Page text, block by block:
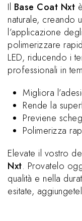
Il Base Coat Nxt
naturale, creando
l’applicazione
polimerizzare
LED, riducendo i
professionali in
Migliora
Rende la
Previene
Polimerizza
Elevate il vostro
Nxt. Provatelo
qualità e nella
esitate,